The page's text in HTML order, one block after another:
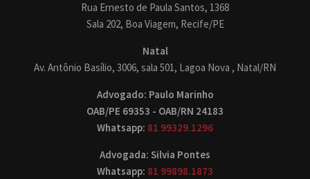
Rua Ernesto de Paula Santos, 1368
Sala 202, Boa Viagem, Recife/PE
Natal
Av. Antônio Basílio, 3006, sala 501, Lagoa Nova , Natal/RN
Advogado: Paulo Marinho
OAB/PE 69353 - OAB/RN 24183
Whatsapp: 81 99329.1296
Advogada: Silvia Pontes
Whatsapp: 81 99898.1873